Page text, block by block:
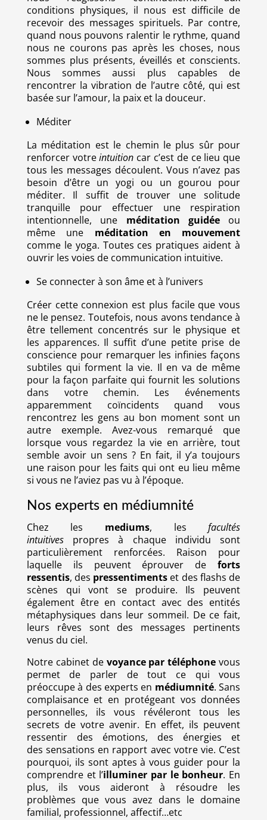
conditions physiques, il nous est difficile de
recevoir des messages spirituels. Par contre,
quand nous pouvons ralentir le rythme, quand
nous ne courons pas après les choses, nous
sommes plus présents, éveillés et conscients.
Nous sommes aussi plus capables de
rencontrer la vibration de l’autre côté, qui est
basée sur l’amour, la paix et la douceur.
Méditer
La méditation est le chemin le plus sûr pour
renforcer votreintuition car c’est de ce lieu que
tous les messages découlent. Vous n’avez pas
besoin d’être un yogi ou un gourou pour
méditer. Il suffit de trouver une solitude
tranquille pour effectuer une respiration
intentionnelle, une méditation guidéeou
même une méditation en mouvement
comme le yoga. Toutes ces pratiques aident à
ouvrir les voies de communication intuitive.
Se connecter à son âme et à l’univers
Créer cette connexion est plus facile que vous
ne le pensez. Toutefois, nous avons tendance à
être tellement concentrés sur le physique et
les apparences. Il suffit d’une petite prise de
conscience pour remarquer les infinies façons
subtiles qui forment la vie. Il en va de même
pour la façon parfaite qui fournit les solutions
dans votre chemin. Les événements
apparemment coïncidents quand vous
rencontrez les gens au bon moment sont un
autre exemple. Avez-vous remarqué que
lorsque vous regardez la vie en arrière, tout
semble avoir un sens ? En fait, il y’a toujours
une raison pour les faits qui ont eu lieu même
si vous ne l’aviez pas vu à l’époque.
Nos experts en médiumnité
Chez les mediums, lesfacultés
intuitivespropres à chaque individu sont
particulièrement renforcées. Raison pour
laquelle ils peuvent éprouver deforts
ressentis, des pressentiments et des flashs de
scènes qui vont se produire. Ils peuvent
également être en contact avec des entités
métaphysiques dans leur sommeil. De ce fait,
leurs rêves sont des messages pertinents
venus du ciel.
Notre cabinet de voyance par téléphone vous
permet de parler de tout ce qui vous
préoccupe à des experts en médiumnité. Sans
complaisance et en protégeant vos données
personnelles, ils vous révéleront tous les
secrets de votre avenir. En effet, ils peuvent
ressentir des émotions, des énergies et
des sensations en rapport avec votre vie. C’est
pourquoi, ils sont aptes à vous guider pour la
comprendre et l’illuminer par le bonheur. En
plus, ils vous aideront à résoudre les
problèmes que vous avez dans le domaine
familial, professionnel, affectif…etc